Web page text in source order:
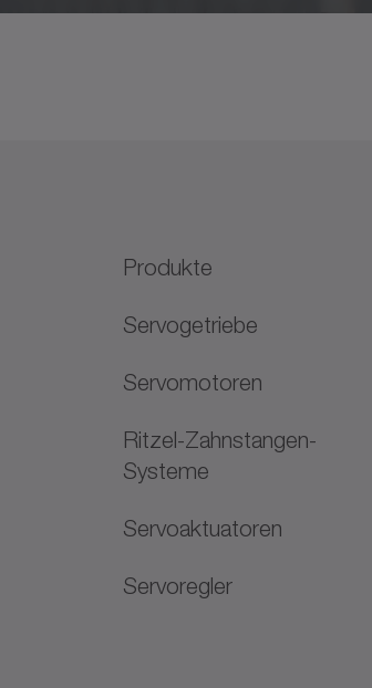
Produkte
Servogetriebe
Servomotoren
Ritzel-Zahnstangen-
Systeme
Servoaktuatoren
Servoregler